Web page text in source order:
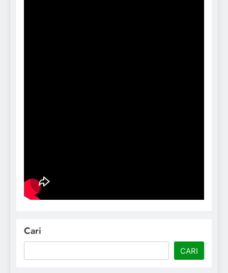
Cari
CARI